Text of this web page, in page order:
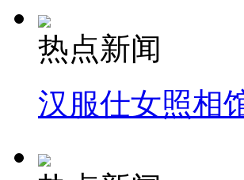
热点新闻
汉服仕女照相